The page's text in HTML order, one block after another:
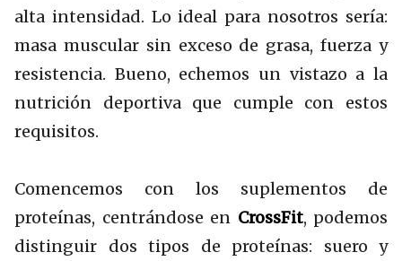
alta intensidad. Lo ideal para nosotros sería:
masa muscular sin exceso de grasa, fuerza y
resistencia. Bueno, echemos un vistazo a la
nutrición deportiva que cumple con estos
requisitos.
Comencemos con los suplementos de
proteínas, centrándose en CrossFit, podemos
distinguir dos tipos de proteínas: suero y